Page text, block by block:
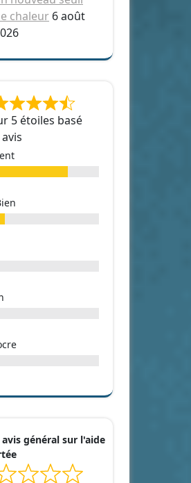
chaleur 6 août
5 étoiles basé
général sur l'aide